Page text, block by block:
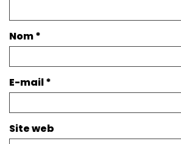
Nom*
E-mail*
Site web